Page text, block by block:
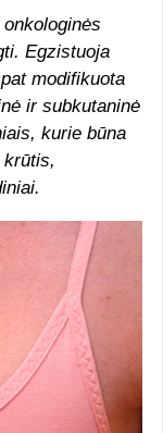
Egzistuoja
modifikuota
ir subkutaninė
kurie būna